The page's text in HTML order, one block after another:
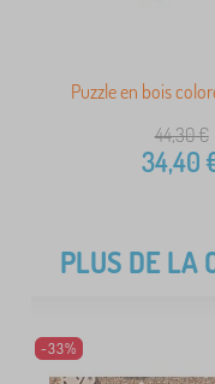
Puzzle en bois
44,30€
34,40
PLUS DE LA
-33%